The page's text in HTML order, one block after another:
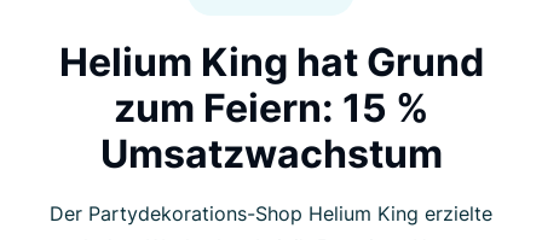
Helium King hat Grund
zum Feiern: 15 %
Umsatzwachstum
Der Partydekorations-Shop Helium King erzielte